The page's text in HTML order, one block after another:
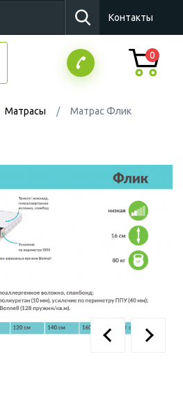
Контакты
0
Матрасы Матрас Флик